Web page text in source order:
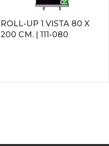
ROLL-UP 1 VISTA 80 X
200 CM. | 111-080